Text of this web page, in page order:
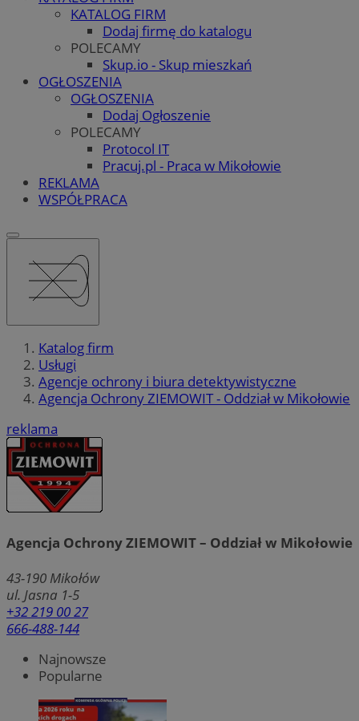
KATALOG FIRM
Dodaj firmę do katalogu
POLECAMY
Skup.io - Skup mieszkań
OGŁOSZENIA
OGŁOSZENIA
Dodaj Ogłoszenie
POLECAMY
Protocol IT
Pracuj.pl - Praca w Mikołowie
REKLAMA
WSPÓŁPRACA
Katalog firm
Usługi
Agencje ochrony i biura detektywistyczne
Agencja Ochrony ZIEMOWIT - Oddział w Mikołowie
reklama
Agencja Ochrony ZIEMOWIT – Oddział w Mikołowie
43-190 Mikołów
ul. Jasna 1-5
+32 219 00 27
666-488-144
Najnowsze
Popularne